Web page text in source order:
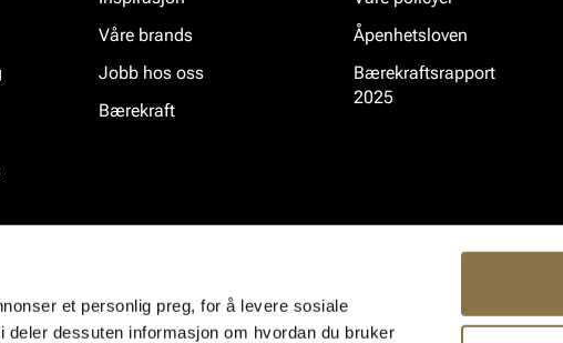
et personlig preg, for å levere sosiale
dessuten informasjon om hvordan du bruker
Våre brands
Jobb hos oss
Bærekraft
Åpenhetsloven
Bærekraftsrapport
2025